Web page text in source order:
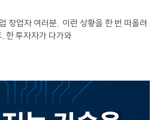
창업자 여러분, ​ 이런 상황을 한 번 떠올려
한 투자자가 다가와